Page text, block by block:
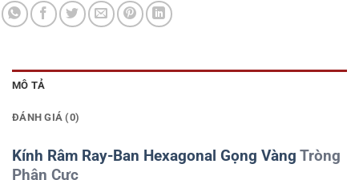
MÔ TẢ
ĐÁNH GIÁ (0)
Kính Râm Ray-Ban Hexagonal Gọng Vàng Tròng
Phân Cực